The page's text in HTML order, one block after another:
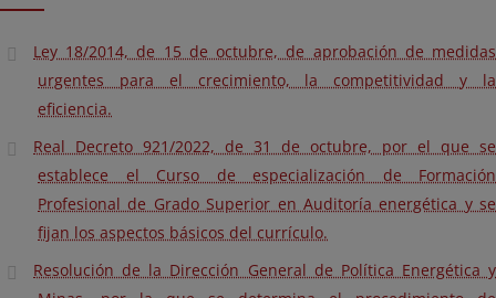
Ley 18/2014, de 15 de octubre, de aprobación de medidas
urgentes para el crecimiento, la competitividad y la
eficiencia.
Real Decreto 921/2022, de 31 de octubre, por el que se
establece el Curso de especialización de Formación
Profesional de Grado Superior en Auditoría energética y se
fijan los aspectos básicos del currículo.
Resolución de la Dirección General de Política Energética y